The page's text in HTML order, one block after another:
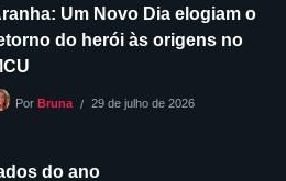
Um Novo Dia elogiam o
do herói às origens no
Por Bruna 29 de julho de 2026
do ano